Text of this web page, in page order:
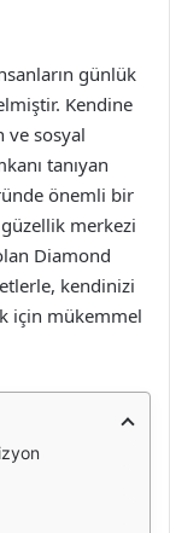
günlük
Kendine
ve sosyal
tanıyan
önemli bir
merkezi
Diamond
kendinizi
için mükemmel